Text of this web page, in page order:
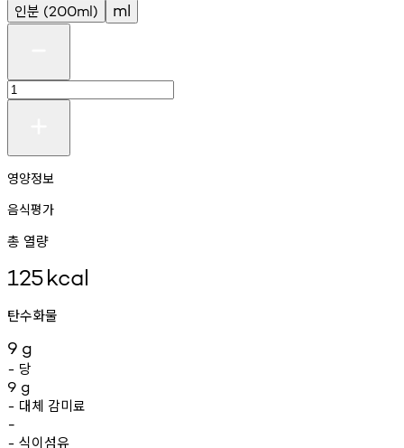
인분 (200ml) ml
영양정보
음식평가
총 열량
125kcal
탄수화물
9 g
- 당
9 g
- 대체 감미료
-
- 식이섬유